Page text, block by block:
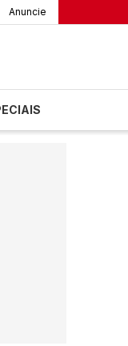
Anuncie